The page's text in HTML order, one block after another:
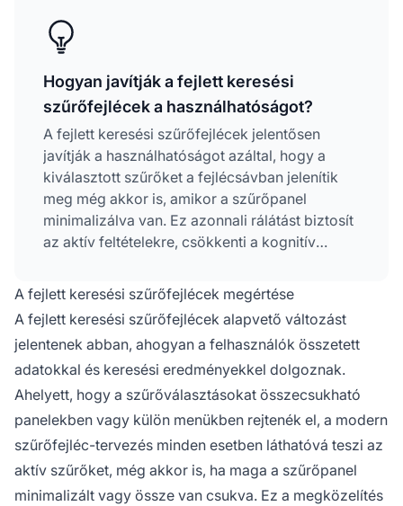
Hogyan javítják a fejlett keresési
szűrőfejlécek a használhatóságot?
A fejlett keresési szűrőfejlécek jelentősen
javítják a használhatóságot azáltal, hogy a
kiválasztott szűrőket a fejlécsávban jelenítik
meg még akkor is, amikor a szűrőpanel
minimalizálva van. Ez azonnali rálátást biztosít
az aktív feltételekre, csökkenti a kognitív
lehetővé teszi a gyorsabb szűrőmódosítást
anélkül, hogy ismételten meg kellene nyitni és
bezárni a menüket.
A fejlett keresési szűrőfejlécek megértése
A fejlett keresési szűrőfejlécek alapvető változást
jelentenek abban, ahogyan a felhasználók összetett
adatokkal és keresési eredményekkel dolgoznak.
Ahelyett, hogy a szűrőválasztásokat összecsukható
panelekben vagy külön menükben rejtenék el, a modern
szűrőfejléc-tervezés minden esetben láthatóvá teszi az
aktív szűrőket, még akkor is, ha maga a szűrőpanel
minimalizált vagy össze van csukva. Ez a megközelítés